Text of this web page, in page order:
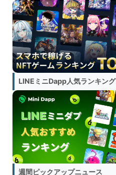
LINEミニDapp人気ランキング
週間ピックアップニュース